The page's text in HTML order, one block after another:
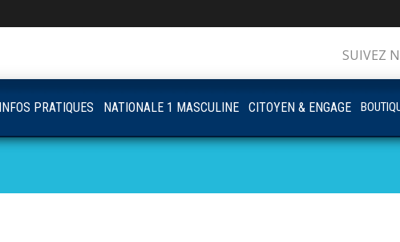
SUIVEZ
INFOS PRATIQUES NATIONALE 1 MASCULINE CITOYEN & ENGAGE